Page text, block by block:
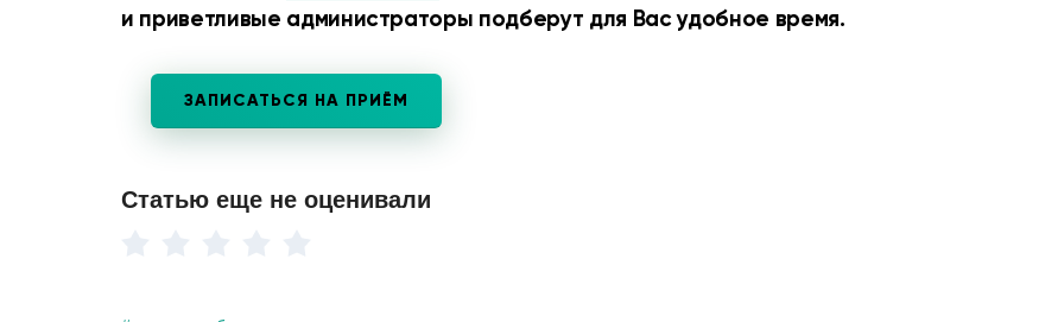
и приветливые администраторы подберут для Вас удобное время.
ЗАПИСАТЬСЯ НА ПРИЁМ
Статью еще не оценивали